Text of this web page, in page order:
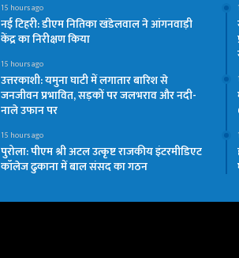
15 hours ago
नई टिहरी: डीएम नितिका खंडेलवाल ने आंगनवाड़ी
केंद्र का निरीक्षण किया
15 hours ago
उत्तरकाशी: यमुना घाटी में लगातार बारिश से
जनजीवन प्रभावित, सड़कों पर जलभराव और नदी-
नाले उफान पर
15 hours ago
पुरोला: पीएम श्री अटल उत्कृष्ट राजकीय इंटरमीडिएट
कॉलेज ढुकाना में बाल संसद का गठन